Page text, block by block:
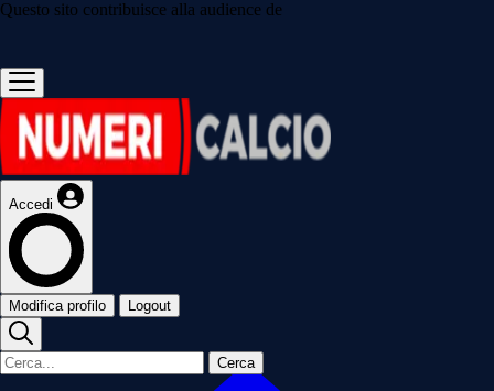
Questo sito contribuisce alla audience de
Accedi
Modifica profilo Logout
Cerca